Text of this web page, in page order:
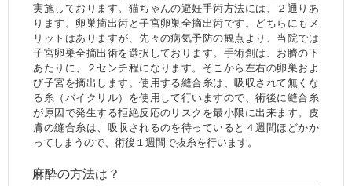
実施しております。猫ちゃんの避妊手術方法には、２通りあ
ります。卵巣摘出術と子宮卵巣全摘出術です。どちらにもメ
リットはありますが、先々の病気予防の観点より、当院では
子宮卵巣全摘出術を選択しております。手術創は、お臍の下
あたりに、２センチ程になります。そこから左右の卵巣およ
び子宮を摘出します。使用する縫合糸は、吸収されて無くな
る糸（バイクリル）を使用して行いますので、術後に縫合糸
が原因で発生する拒絶反応のリスクを最小限に出来ます。皮
膚の縫合糸は、吸収されるのを待っていると４週間ほどかか
ってしまうので、術後１週間で抜糸を行います。
麻酔の方法は？